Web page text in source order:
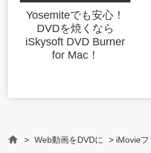
Yosemiteでも安心！
DVDを焼くなら
iSkysoft DVD Burner
for Mac！
> Web動画をDVDに > iMovie